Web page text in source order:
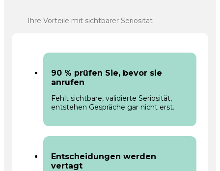
Ihre Vorteile mit sichtbarer Seriosität
90 % prüfen Sie, bevor sie
anrufen
Fehlt sichtbare, validierte Seriosität,
entstehen Gespräche gar nicht erst.
Entscheidungen werden
vertagt